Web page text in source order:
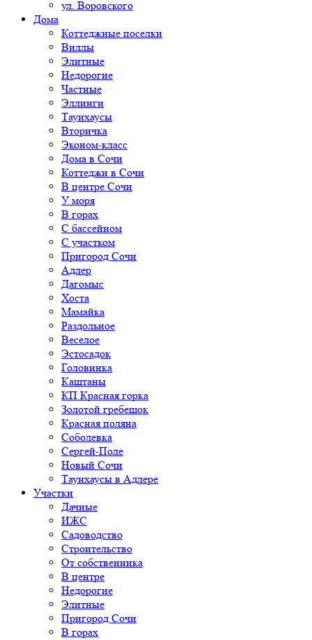
ул. Воровского
Дома
Коттеджные поселки
Виллы
Элитные
Недорогие
Частные
Эллинги
Таунхаусы
Вторичка
Эконом-класс
Дома в Сочи
Коттеджи в Сочи
В центре Сочи
У моря
В горах
С бассейном
С участком
Пригород Сочи
Адлер
Дагомыс
Хоста
Мамайка
Раздольное
Веселое
Эстосадок
Головинка
Каштаны
КП Красная горка
Золотой гребешок
Красная поляна
Соболевка
Сергей-Поле
Новый Сочи
Таунхаусы в Адлере
Участки
Дачные
ИЖС
Садоводство
Строительство
От собственника
В центре
Недорогие
Элитные
Пригород Сочи
В горах